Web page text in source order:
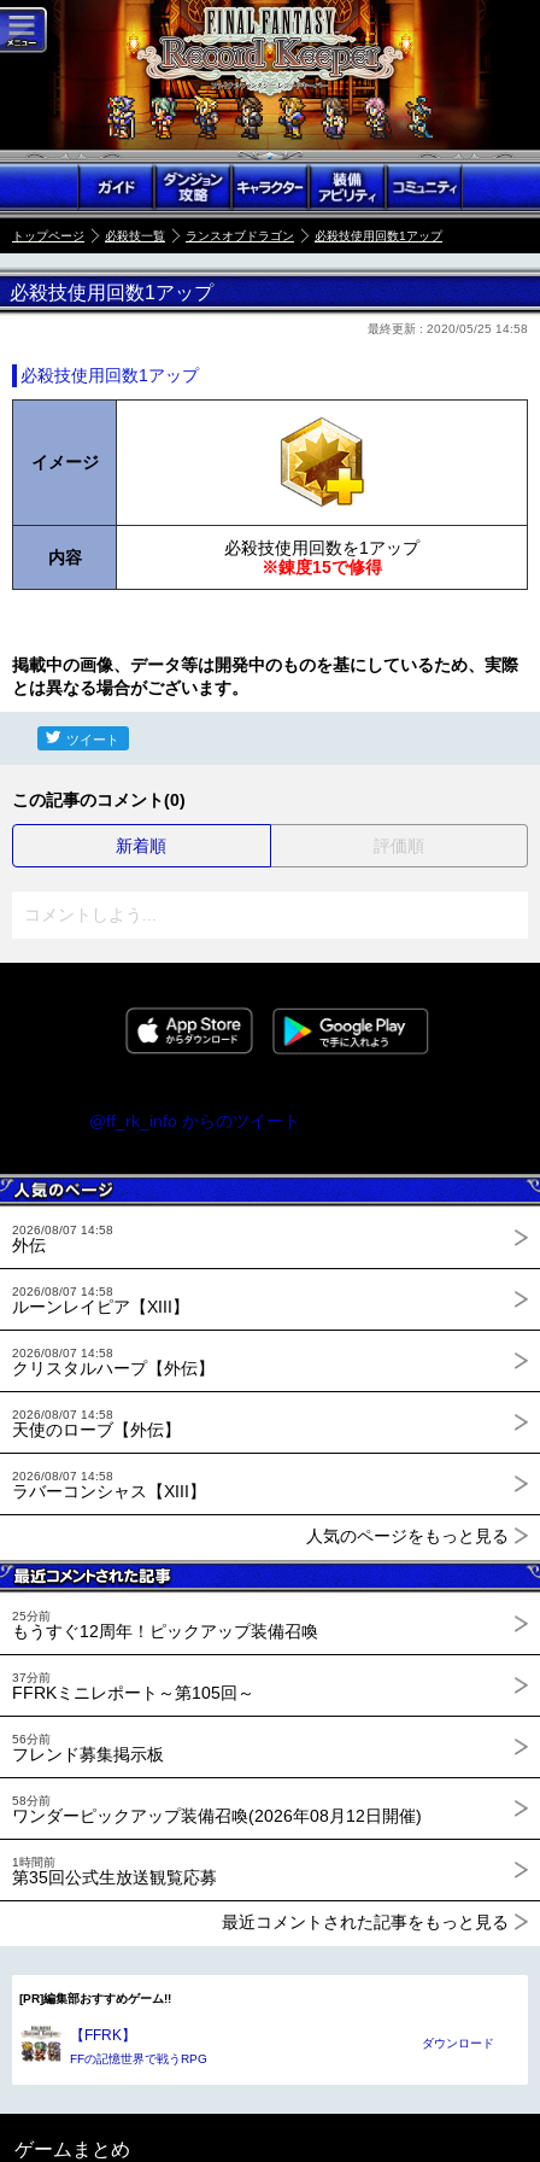
トップページ 必殺技一覧 ランスオブドラゴン 必殺技使用回数1アップ
必殺技使用回数1アップ
最終更新 : 2020/05/25 14:58
必殺技使用回数1アップ
イメージ
内容
必殺技使用回数を1アップ
※錬度15で修得
掲載中の画像、データ等は開発中のものを基にしているため、実際
とは異なる場合がございます。
ツイート
この記事のコメント(0)
新着順 評価順
コメントしよう...
@ff_rk_info からのツイート
2026/08/07 14:58
外伝
2026/08/07 14:58
ルーンレイピア【XIII】
2026/08/07 14:58
クリスタルハープ【外伝】
2026/08/07 14:58
天使のローブ【外伝】
2026/08/07 14:58
ラバーコンシャス【XIII】
人気のページをもっと見る
25分前
もうすぐ12周年！ピックアップ装備召喚
37分前
FFRKミニレポート～第105回～
56分前
フレンド募集掲示板
58分前
ワンダーピックアップ装備召喚(2026年08月12日開催)
1時間前
第35回公式生放送観覧応募
最近コメントされた記事をもっと見る
[PR]編集部おすすめゲーム!!
【FFRK】
FFの記憶世界で戦うRPG
ダウンロード
ゲームまとめ